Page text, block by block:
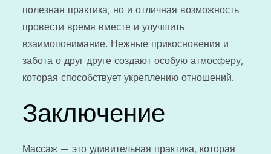
полезная практика, но и отличная возможность
провести время вместе и улучшить
взаимопонимание. Нежные прикосновения и
забота о друг друге создают особую атмосферу,
которая способствует укреплению отношений.
Заключение
Массаж — это удивительная практика, которая